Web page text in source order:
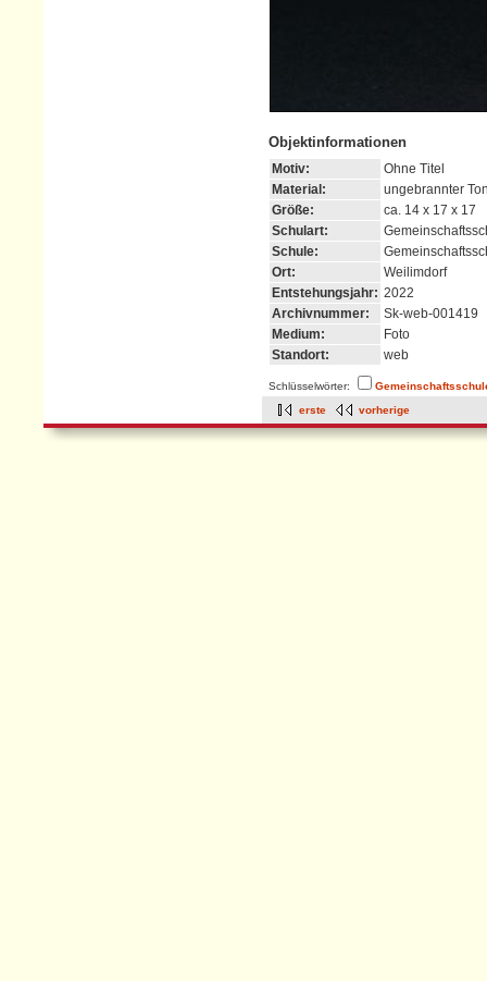
Objektinformationen
Motiv:
Ohne Titel
Material:
ungebrannter
Größe:
ca. 14 x 17 x 17
Schulart:
Schule:
Ort:
Weilimdorf
Entstehungsjahr: 2022
Archivnummer:
Sk-web-001419
Medium:
Foto
Standort:
web
Schlüsselwörter:
erste
vorherige